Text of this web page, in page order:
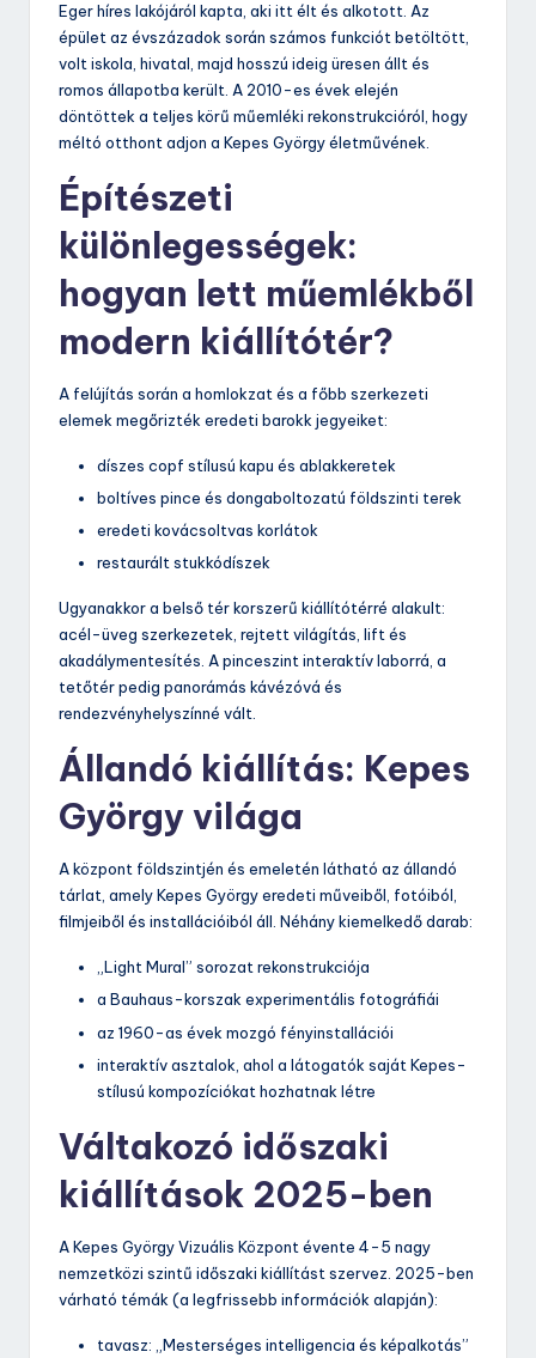
Eger híres lakójáról kapta, aki itt élt és alkotott. Az
épület az évszázadok során számos funkciót betöltött,
volt iskola, hivatal, majd hosszú ideig üresen állt és
romos állapotba került. A 2010-es évek elején
döntöttek a teljes körű műemléki rekonstrukcióról, hogy
méltó otthont adjon a Kepes György életművének.
Építészeti
különlegességek:
hogyan lett műemlékből
modern kiállítótér?
A felújítás során a homlokzat és a főbb szerkezeti
elemek megőrizték eredeti barokk jegyeiket:
díszes copf stílusú kapu és ablakkeretek
boltíves pince és dongaboltozatú földszinti terek
eredeti kovácsoltvas korlátok
restaurált stukkódíszek
Ugyanakkor a belső tér korszerű kiállítótérré alakult:
acél-üveg szerkezetek, rejtett világítás, lift és
akadálymentesítés. A pinceszint interaktív laborrá, a
tetőtér pedig panorámás kávézóvá és
rendezvényhelyszínné vált.
Állandó kiállítás: Kepes
György világa
A központ földszintjén és emeletén látható az állandó
tárlat, amely Kepes György eredeti műveiből, fotóiból,
filmjeiből és installációiból áll. Néhány kiemelkedő darab:
„Light Mural” sorozat rekonstrukciója
a Bauhaus-korszak experimentális fotográfiái
az 1960-as évek mozgó fényinstallációi
interaktív asztalok, ahol a látogatók saját Kepes-
stílusú kompozíciókat hozhatnak létre
Váltakozó időszaki
kiállítások 2025-ben
A Kepes György Vizuális Központ évente 4-5 nagy
nemzetközi szintű időszaki kiállítást szervez. 2025-ben
várható témák (a legfrissebb információk alapján):
tavasz: „Mesterséges intelligencia és képalkotás”